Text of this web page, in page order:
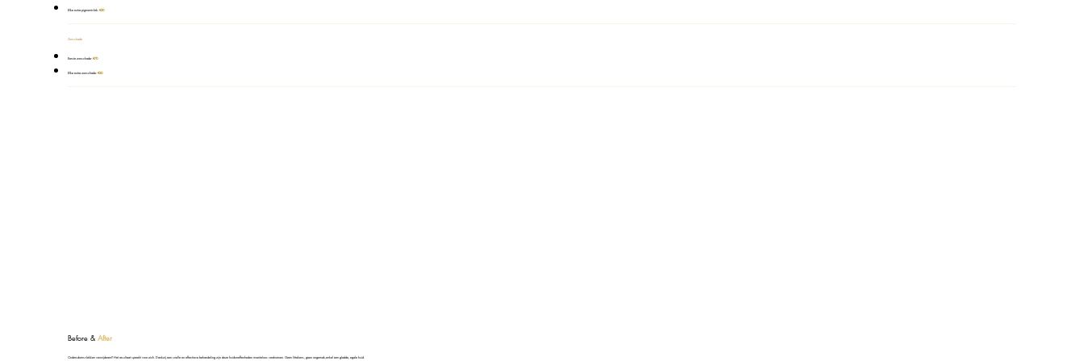
Before & After
Oudersdomsvlekken verwijderen? Het resultaat spreekt voor zich. Dankzij een snelle en effectieve behandeling zijn deze huidoneffenheden moeiteloos verdwenen. Geen littekens, geen ongemak,enkel een gladde, egale huid.
Elke extra pigmentvlek: €30
Zonschade
Eerste zonschade: €70
Elke extra zonschade: €20